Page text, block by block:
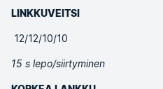
LINKKUVEITSI
12/12/10/10
15 s lepo/siirtyminen